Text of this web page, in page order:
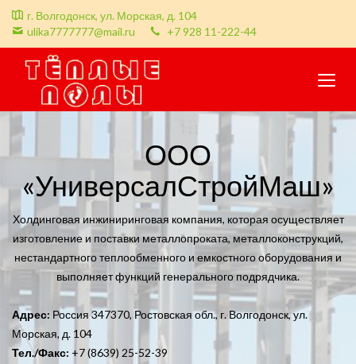
г. Волгодонск, ул. Морская, д. 104
ulika7777777@mail.ru
+7 928 11-222-44
ООО
«УниверсалСтройМаш»
Холдинговая инжиниринговая компания, которая осуществляет
изготовление и поставки металлопроката, металлоконструкций,
нестандартного теплообменного и емкостного оборудования и
выполняет функций генерального подрядчика.
Адрес: Россия 347370, Ростовская обл., г. Волгодонск, ул.
Морская, д. 104
Тел./Факс: +7 (8639) 25-52-39